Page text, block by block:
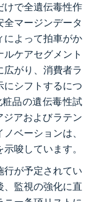
けで全遺伝毒性作
マージンデータ
によって拍車がか
ケアセグメント
がり、消費者ラ
にシフトするにつ
粧品の遺伝毒性試
ジアおよびラテン
ベーションは、
唆しています。
行が予定されてい
、監視の強化に直